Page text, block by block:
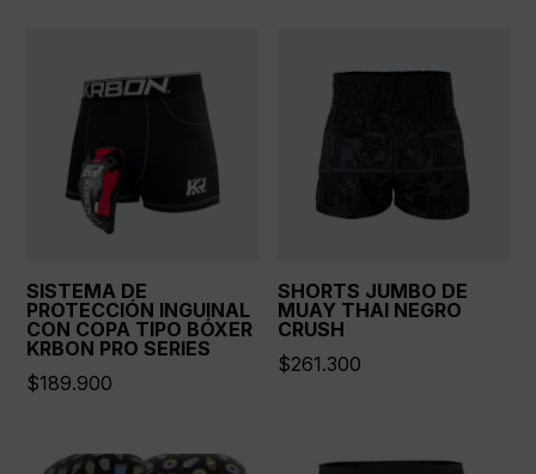
SISTEMA DE
PROTECCIÓN INGUINAL
CON COPA TIPO BÓXER
KRBON PRO SERIES
$189.900
SHORTS JUMBO DE
MUAY THAI NEGRO
CRUSH
$261.300